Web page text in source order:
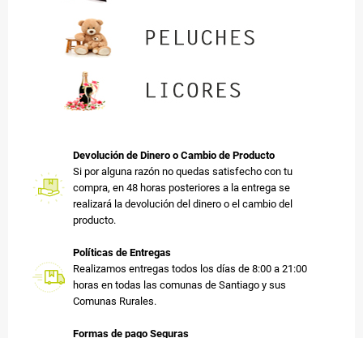
Devolución de Dinero o Cambio de Producto
Si por alguna razón no quedas satisfecho con tu
compra, en 48 horas posteriores a la entrega se
realizará la devolución del dinero o el cambio del
producto.
Políticas de Entregas
Realizamos entregas todos los días de 8:00 a 21:00
horas en todas las comunas de Santiago y sus
Comunas Rurales.
Formas de pago Seguras